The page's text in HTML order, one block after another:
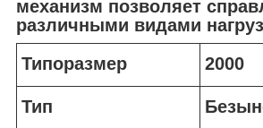
механизм позволяет
различными видами
Типоразмер
2000
Тип